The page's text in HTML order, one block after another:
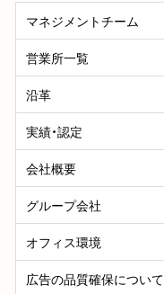
マネジメントチーム
営業所一覧
沿革
実績・認定
会社概要
グループ会社
オフィス環境
広告の品質確保について